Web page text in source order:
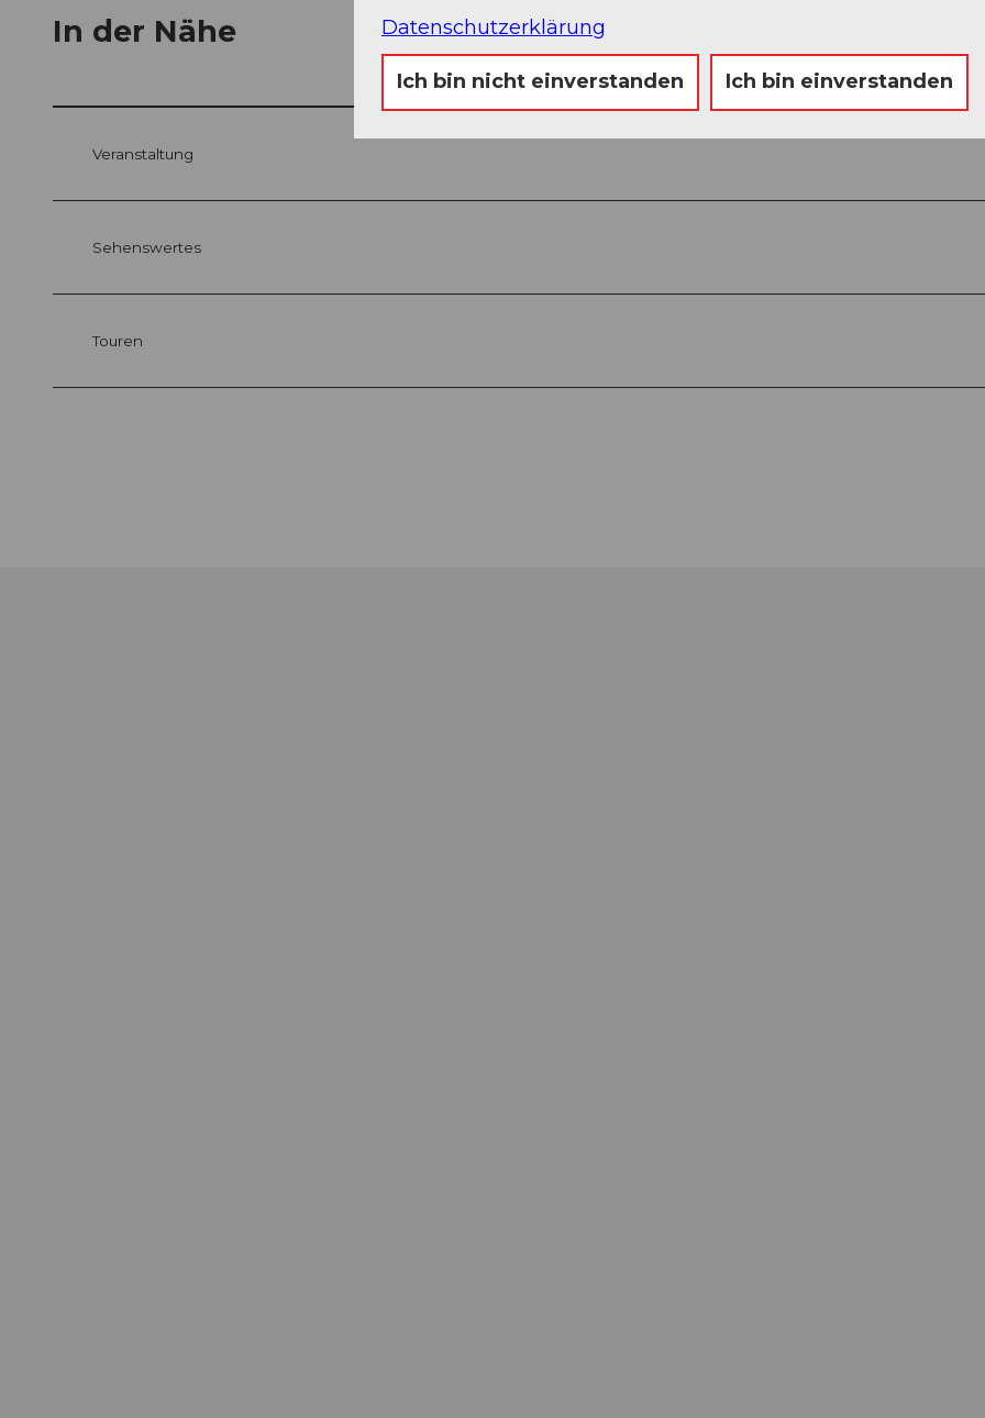
In der Nähe
Veranstaltung
Sehenswertes
Touren
Datenschutzerklärung
Ich bin nicht einverstanden Ich bin einverstanden